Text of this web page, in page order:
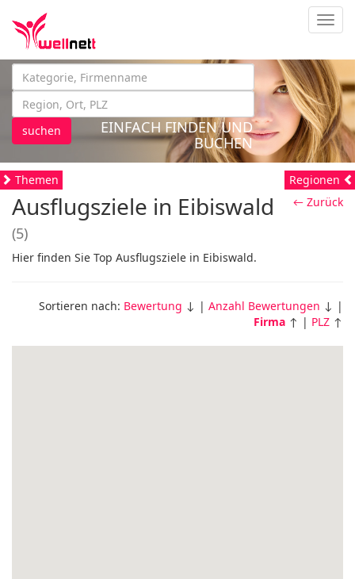
suchen
EINFACH FINDEN UND
BUCHEN
Themen
← Zurück
Ausflugsziele in Eibiswald
(5)
Hier finden Sie Top Ausflugsziele in Eibiswald.
Sortieren nach: Bewertung ↓ | Anzahl Bewertungen ↓ |
Firma ↑ | PLZ ↑
Regionen